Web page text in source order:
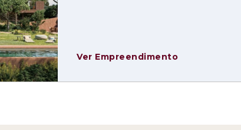
por 40 apartamentos turísticos, distribuídos
mobiladas e equipadas, prontas a integrar
dos Apartamentos é assinado pelo Atelier
e sensível ao contexto natural do
a fluidez dos percursos, a luz natural e o
Ver Empreendimento